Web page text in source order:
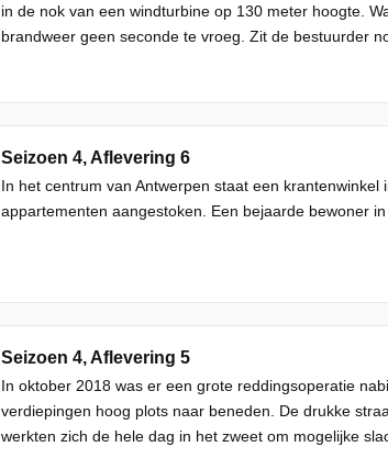
in de nok van een windturbine op 130 meter hoogte.
brandweer geen seconde te vroeg. Zit de bestuurder
Seizoen 4, Aflevering 6
In het centrum van Antwerpen staat een
appartementen aangestoken. Een bejaarde bewoner
Seizoen 4, Aflevering 5
In oktober 2018 was er een grote reddingsoperatie
verdiepingen hoog plots naar beneden. De drukke
werkten zich de hele dag in het zweet om mogelijke